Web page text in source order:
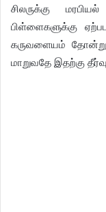
சிலருக்கு
பிள்ளைகளுக்கு
கருவளையம்
மாறுவதே இதற்கு